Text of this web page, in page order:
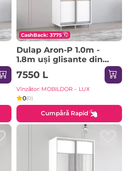
CashBack: 3775
Dulap Aron-P 1.0m -
1.8m uși glisante din
PAL orizontal
(130x60x200H cm)
Sonoma
7550 L
Vînzător: MOBILDOR – LUX
0(0)
Cumpără Rapid